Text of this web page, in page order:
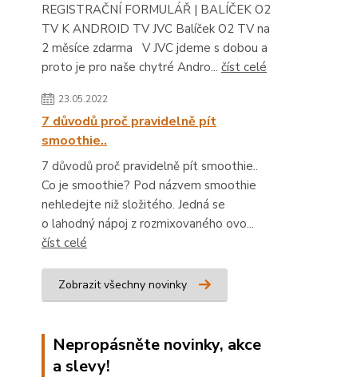
REGISTRAČNÍ FORMULÁŘ | BALÍČEK O2
TV K ANDROID TV JVC Balíček O2 TV na
2 měsíce zdarma V JVC jdeme s dobou a
proto je pro naše chytré Andro... číst celé
23.05.2022
7 důvodů proč pravidelně pít
smoothie..
7 důvodů proč pravidelně pít smoothie..
Co je smoothie? Pod názvem smoothie
nehledejte niž složitého. Jedná se
o lahodný nápoj z rozmixovaného ovo...
číst celé
Zobrazit všechny novinky
Nepropásněte novinky, akce
a slevy!